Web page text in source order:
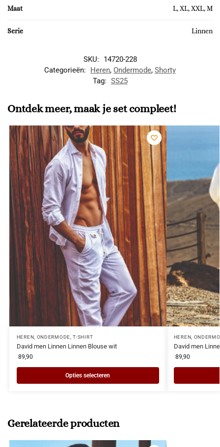
Maat L, XL, XXL, M
Serie Linnen
SKU:
14720-228
Categorieën:
Heren, Ondermode, Shorty
Tag: SS25
Ontdek meer, maak je set compleet!
HEREN ONDERMODE ,T-SHIRT
David men Linnen Linnen Blouse wit
89,90
Opties selecteren
HEREN
David men
89,90
Gerelateerde producten